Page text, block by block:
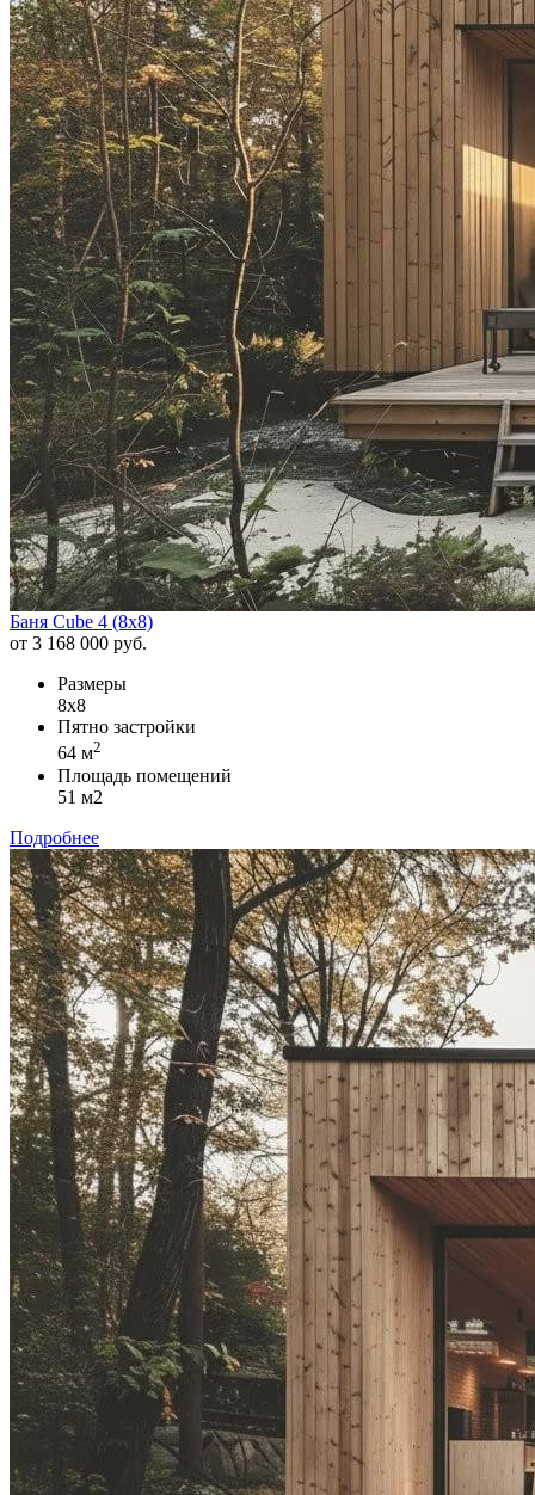
Баня Cube 4 (8х8)
от 3 168 000 руб.
Размеры
8х8
Пятно застройки
64 м2
Площадь помещений
51 м2
Подробнее